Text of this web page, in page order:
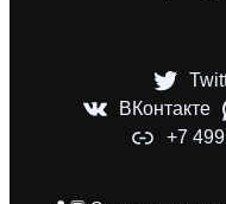
ВКонтакте
+7